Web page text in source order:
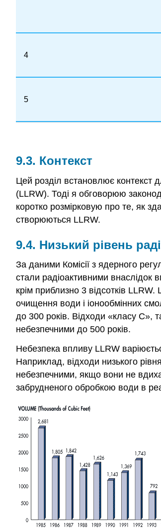
4
5
9.3. Контекст
Цей розділ встановлює контекст
(LLRW). Тоді я обговорюю
коротко розмірковую про те, як
створюються LLRW.
9.4. Низький рівень
За даними Комісії з ядерного
стали радіоактивними внаслідок
крім приблизно 3 відсотків
очищення води і іонообмінних
до 300 років. Відходи «класу С»,
небезпечними до 500 років.
Небезпека впливу LLRW
Наприклад, відходи низького
небезпечними, якщо вони не
забрудненого обробкою води в